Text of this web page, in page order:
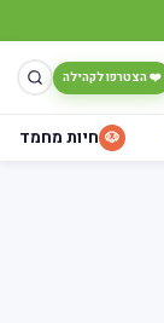
❤️ הצטרפו לקהילה
🐶 חיות מחמד